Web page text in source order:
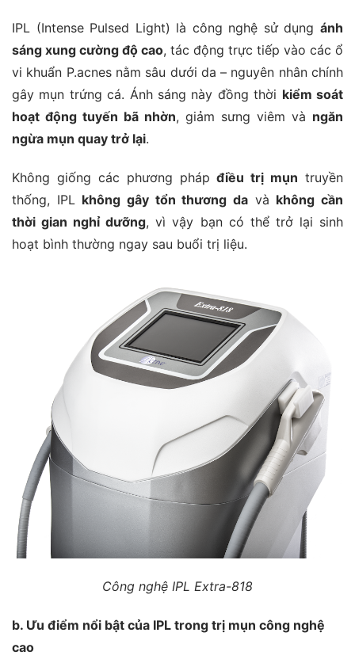
IPL (Intense Pulsed Light) là công nghệ sử dụng ánh
sáng xung cường độ cao, tác động trực tiếp vào các ổ
vi khuẩn P.acnes nằm sâu dưới da – nguyên nhân chính
gây mụn trứng cá. Ánh sáng này đồng thời kiểm soát
hoạt động tuyến bã nhờn, giảm sưng viêm và ngăn
ngừa mụn quay trở lại.
Không giống các phương phápđiều trị mụn truyền
thống, IPL không gây tổn thương da và không cần
thời gian nghỉ dưỡng, vì vậy bạn có thể trở lại sinh
hoạt bình thường ngay sau buổi trị liệu.
Công nghệ IPL Extra-818
b. Ưu điểm nổi bật của IPL trong trị mụn công nghệ
cao